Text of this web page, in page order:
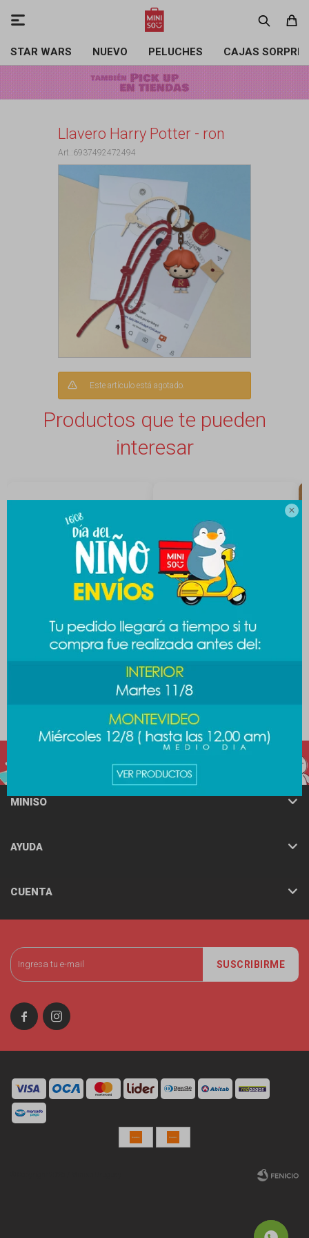

STAR WARS NUEVO PELUCHES CAJAS

Llavero Harry Potter - ron
6937492472494
Este artículo está agotado.
Productos que te pueden
interesar
Billetera Barbie - fucsia
589
Lunchera Mario Bros -
$ 589
SUSCRIBIRME
 
MINISO
AYUDA
CUENTA